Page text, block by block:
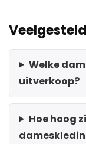
Welke
uitverkoop?
Hoe hoog